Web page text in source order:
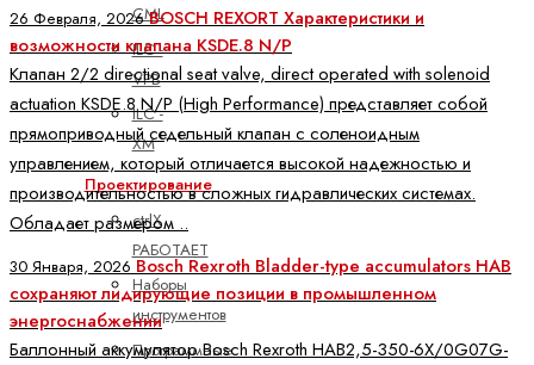
CML
ILC -
VPB
ILC -
XM
Проектирование
ctrlX
РАБОТАЕТ
Наборы
инструментов
Программные
26 Февраля, 2026BOSCH REXORT Характеристики и
возможности клапана KSDE.8 N/P
Клапан 2/2 directional seat valve, direct operated with solenoid
actuation KSDE.8 N/P (High Performance) представляет собой
прямоприводный седельный клапан с соленоидным
управлением, который отличается высокой надежностью и
производительностью в сложных гидравлических системах.
Обладает размером ..
30 Января, 2026 Bosch Rexroth Bladder-type accumulators HAB
сохраняют лидирующие позиции в промышленном
энергоснабжении
Баллонный аккумулятор Bosch Rexroth HAB2,5-350-6X/0G07G-